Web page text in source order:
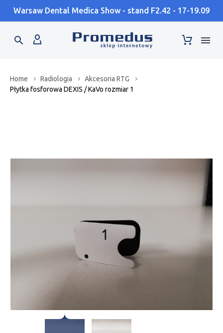
Warsaw Dental Medica Show - stand F2.42 - 17-19.09
Home Radiologia
Akcesoria RTG
Płytka fosforowa DEXIS / KaVo rozmiar 1